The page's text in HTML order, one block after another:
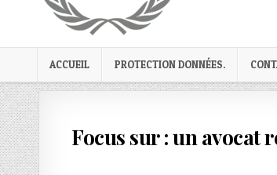
ACCUEIL PROTECTION DONNÉES.
Focus sur : un avocat